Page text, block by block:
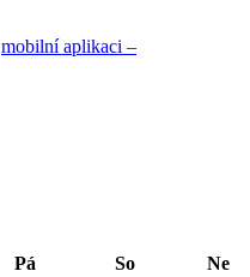
mobilní aplikaci –
Pá So Ne